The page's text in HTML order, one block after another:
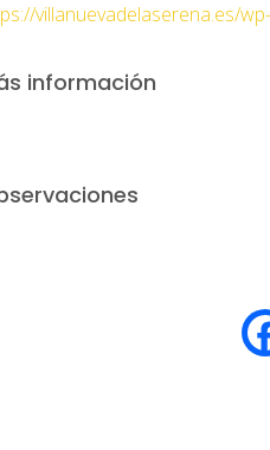
villanuevadelaserena.es/
información